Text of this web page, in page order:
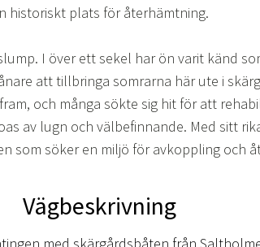
historiskt plats för återhämtning.
I över ett sekel har ön varit känd
att tillbringa somrarna här ute i
och många sökte sig hit för att
av lugn och välbefinnande. Med sitt
som söker en miljö för avkoppling och
Vägbeskrivning